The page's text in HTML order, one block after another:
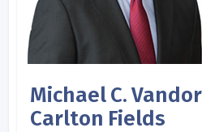
Michael C.
Carlton Fields